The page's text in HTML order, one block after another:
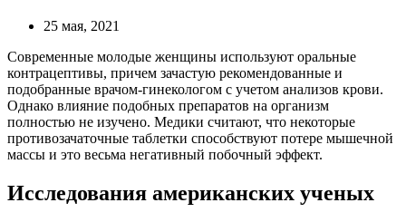
25 мая, 2021
Современные молодые женщины используют оральные
контрацептивы, причем зачастую рекомендованные и
подобранные врачом-гинекологом с учетом анализов крови.
Однако влияние подобных препаратов на организм
полностью не изучено. Медики считают, что некоторые
противозачаточные таблетки способствуют потере мышечной
массы и это весьма негативный побочный эффект.
Исследования американских ученых